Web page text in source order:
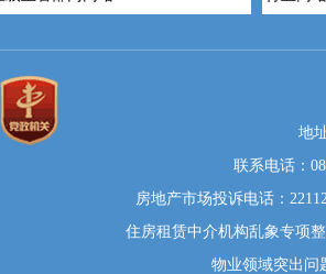
地
联系电话：
房地产市场投诉电话：
住房租赁中介机构乱象专项
物业领域突出问